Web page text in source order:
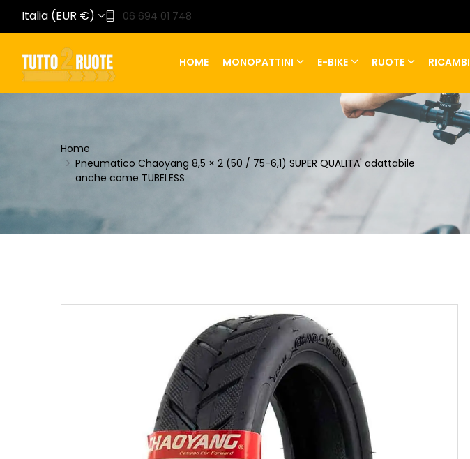
Italia (EUR €) 06 694 01 748
HOME MONOPATTINI E-BIKE RUOTE RICAMBI
Home
Pneumatico Chaoyang 8,5 × 2 (50 / 75-6,1) SUPER QUALITA' adattabile
anche come TUBELESS